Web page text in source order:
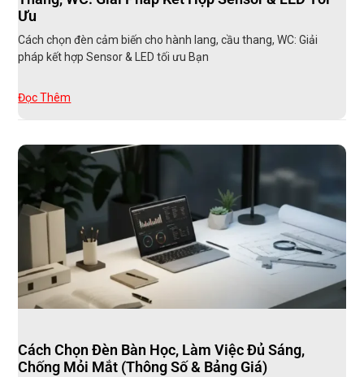
Ưu
Cách chọn đèn cảm biến cho hành lang, cầu thang, WC: Giải
pháp kết hợp Sensor & LED tối ưu Bạn
Đọc Thêm
Cách Chọn Đèn Bàn Học, Làm Việc Đủ Sáng,
Chống Mỏi Mắt (Thông Số & Bảng Giá)